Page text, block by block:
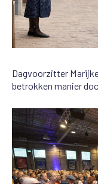
Dagvoorzitter
betrokken manier